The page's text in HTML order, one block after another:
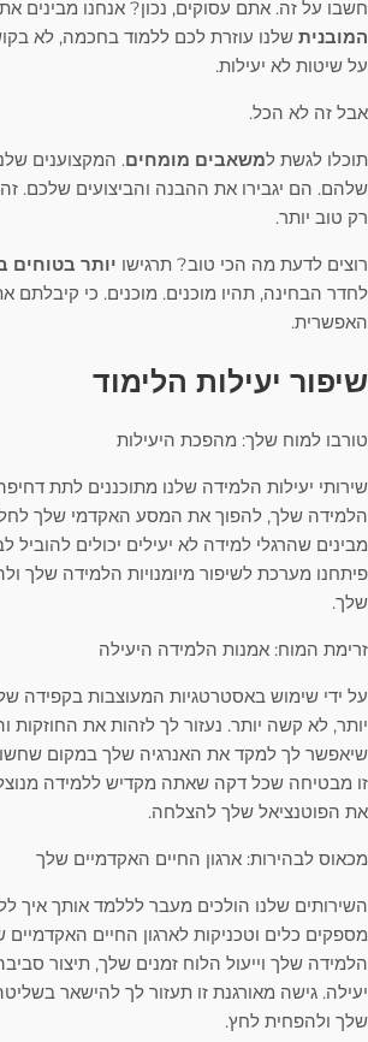
חשבו על זה. אתם עסוקים, נכון? אנחנו מבינים
המובנית שלנו עוזרת לכם ללמוד בחכמה, לא
על שיטות לא יעילות.
אבל זה לא הכל.
תוכלו לגשת למשאבים מומחים. המקצוענים
שלהם. הם יגבירו את ההבנה והביצועים שלכם.
רק טוב יותר.
רוצים לדעת מה הכי טוב? תרגישו יותר בטוחים
לחדר הבחינה, תהיו מוכנים. מוכנים. כי קיבלתם
האפשרית.
שיפור יעילות הלימוד
טורבו למוח שלך: מהפכת היעילות
שירותי יעילות הלמידה שלנו מתוכננים לתת
הלמידה שלך, להפוך את המסע האקדמי שלך לחלק
מבינים שהרגלי למידה לא יעילים יכולים להוביל
פיתחנו מערכת לשיפור מיומנויות הלמידה שלך
שלך.
זרימת המוח: אמנות הלמידה היעילה
על ידי שימוש באסטרטגיות המעוצבות בקפידה
יותר, לא קשה יותר. נעזור לך לזהות את החוזקות
שיאפשר לך למקד את האנרגיה שלך במקום
זו מבטיחה שכל דקה שאתה מקדיש ללמידה
את הפוטנציאל שלך להצלחה.
מכאוס לבהירות: ארגון החיים האקדמיים שלך
השירותים שלנו הולכים מעבר לללמד אותך איך
מספקים כלים וטכניקות לארגון החיים האקדמיים
הלמידה שלך וייעול הלוח זמנים שלך, תיצור
יעילה. גישה מאורגנת זו תעזור לך להישאר
שלך ולהפחית לחץ.